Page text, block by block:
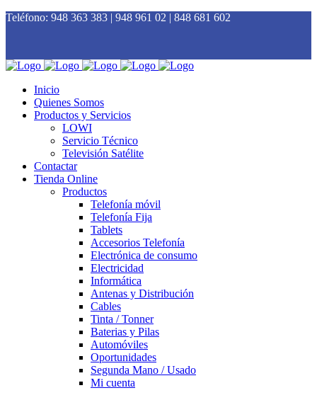
Teléfono: 948 363 383 | 948 961 02 | 848 681 602
Inicio
Quienes Somos
Productos y Servicios
LOWI
Servicio Técnico
Televisión Satélite
Contactar
Tienda Online
Productos
Telefonía móvil
Telefonía Fija
Tablets
Accesorios Telefonía
Electrónica de consumo
Electricidad
Informática
Antenas y Distribución
Cables
Tinta / Tonner
Baterias y Pilas
Automóviles
Oportunidades
Segunda Mano / Usado
Mi cuenta